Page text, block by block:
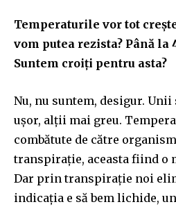
Temperaturile vor tot
vom putea rezista? Până la
Suntem croiți pentru asta?
Nu, nu suntem, desigur. Unii
ușor, alții mai greu.
combătute de către
transpirație, aceasta fiind o
Dar prin transpirație noi
indicația e să bem lichide,